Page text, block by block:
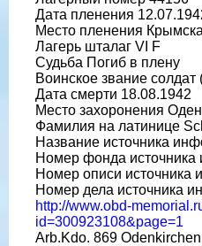
Дата пленения
Место пленения
Лагерь шталаг VI F
Судьба Погиб в плену
Воинское звание солдат
Дата смерти 18.08.1942
Место захоронения
Фамилия на латинице
Название источника
Номер фонда
Номер описи источника
Номер дела источника
http://www.obd-
id=300923108&page=1
Arb.Kdo. 869 Odenkirchen